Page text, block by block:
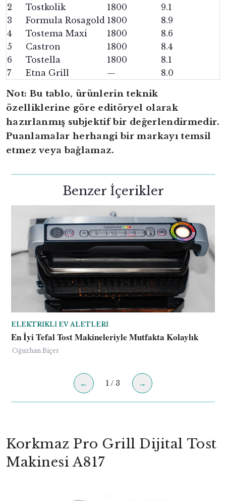
2
Tostkolik 1800
9.1
3
Formula Rosagold 1800
8.9
4
Tostema Maxi 1800
8.6
5
Castron 1800
8.4
6
Tostella 1800
8.1
7
Etna Grill — 8.0
Not: Bu tablo, ürünlerin teknik
özelliklerine göre editöryel olarak
hazırlanmış subjektif bir değerlendirmedir.
Puanlamalar herhangi bir markayı temsil
etmez veya bağlamaz.
Benzer İçerikler
ELEKTRIKLI EV ALETLERI
En İyi Tefal Tost Makineleriyle Mutfakta Kolaylık
Oğuzhan Biçer
← 1 / 3 →
Korkmaz Pro Grill Dijital Tost
Makinesi A817